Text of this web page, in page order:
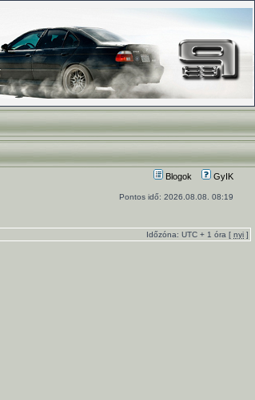
Blogok GyIK
Pontos idő: 2026.08.08. 08:19
Időzóna: UTC + 1 óra [ nyi ]